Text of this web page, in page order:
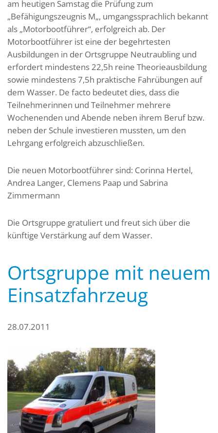
am heutigen Samstag die Prüfung zum
„Befähigungszeugnis M„, umgangssprachlich bekannt
als „Motorbootführer“, erfolgreich ab. Der
Motorbootführer ist eine der begehrtesten
Ausbildungen in der Ortsgruppe Neutraubling und
erfordert mindestens 22,5h reine Theorieausbildung
sowie mindestens 7,5h praktische Fahrübungen auf
dem Wasser. De facto bedeutet dies, dass die
Teilnehmerinnen und Teilnehmer mehrere
Wochenenden und Abende neben ihrem Beruf bzw.
neben der Schule investieren mussten, um den
Lehrgang erfolgreich abzuschließen.
Die neuen Motorbootführer sind: Corinna Hertel,
Andrea Langer, Clemens Paap und Sabrina
Zimmermann
Die Ortsgruppe gratuliert und freut sich über die
künftige Verstärkung auf dem Wasser.
Ortsgruppe mit neuem
Einsatzfahrzeug
28.07.2011